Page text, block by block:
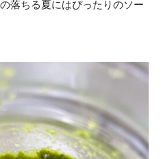
落ちる夏にはぴったりのソー